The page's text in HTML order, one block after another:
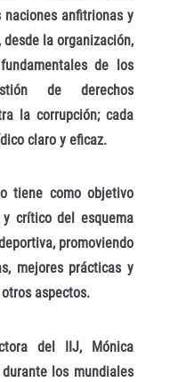
anfitrionas y
la organización,
de los
de derechos
la corrupción; cada
claro y eficaz.
tiene como objetivo
crítico del esquema
promoviendo
mejores prácticas y
aspectos.
del IIJ, Mónica
los mundiales